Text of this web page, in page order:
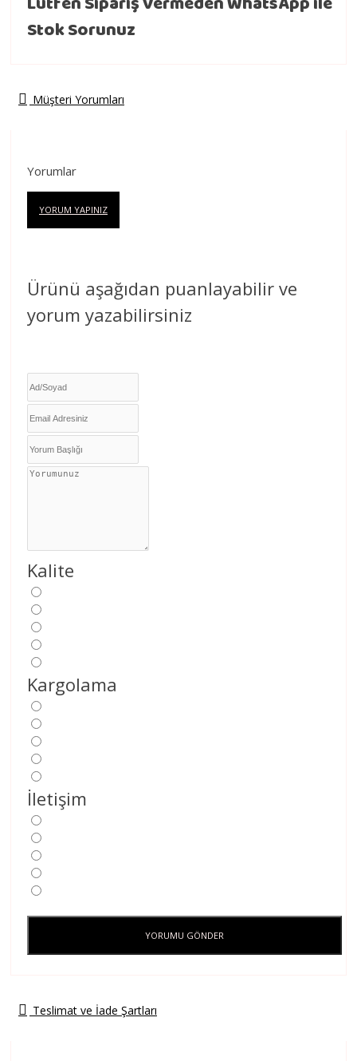
Stok Sorunuz
Müşteri Yorumları
Yorumlar
YORUM YAPINIZ
Ürünü aşağıdan puanlayabilir ve
yorum yazabilirsiniz
Kalite
Kargolama
İletişim
YORUMU GÖNDER
Teslimat ve İade Şartları